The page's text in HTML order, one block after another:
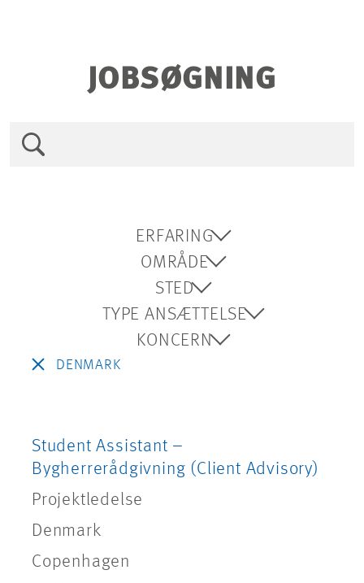
JOBSØGNING
ERFARING
OMRÅDE
STED
TYPE ANSÆTTELSE
KONCERN
DENMARK
Student Assistant –
Bygherrerådgivning (Client Advisory)
Projektledelse
Denmark
Copenhagen